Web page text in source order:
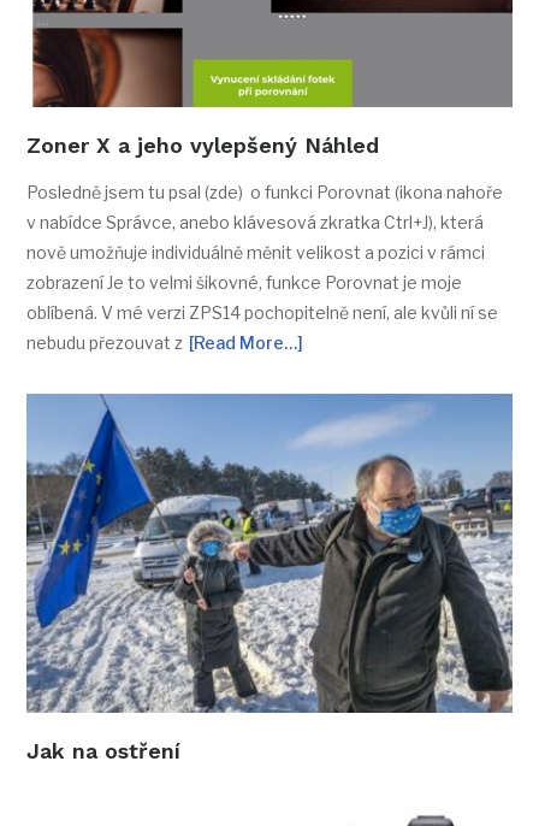
Zoner X a jeho vylepšený Náhled
Posledně jsem tu psal (zde) o funkci Porovnat (ikona nahoře
v nabídce Správce, anebo klávesová zkratka Ctrl+J), která
nově umožňuje individuálně měnit velikost a pozici v rámci
zobrazení Je to velmi šikovné, funkce Porovnat je moje
oblíbená. V mé verzi ZPS14 pochopitelně není, ale kvůli ní se
nebudu přezouvat z [Read More…]
Jak na ostření